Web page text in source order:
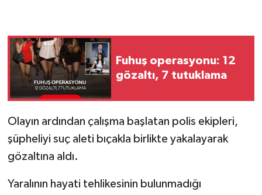
Fuhuş operasyonu: 12
gözaltı, 7 tutuklama
Olayın ardından çalışma başlatan polis ekipleri,
şüpheliyi suç aleti bıçakla birlikte yakalayarak
gözaltına aldı.
Yaralının hayati tehlikesinin bulunmadığı